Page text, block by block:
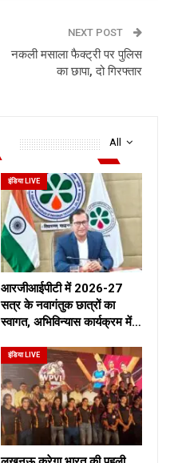
NEXT POST
नकली मसाला फैक्ट्री पर पुलिस
का छापा, दो गिरफ्तार
All
इंडिया LIVE
आरजीआईपीटी में 2026-27
सत्र के नवागंतुक छात्रों का
स्वागत, अभिविन्यास कार्यक्रम में…
इंडिया LIVE